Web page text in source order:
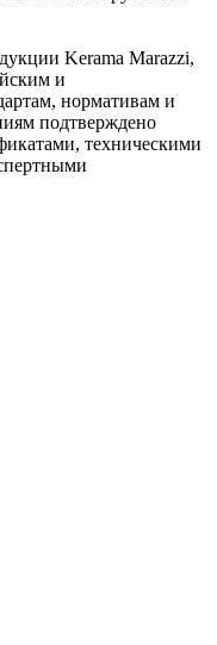
Kerama Marazzi,
и
нормативам и
подтверждено
техническими